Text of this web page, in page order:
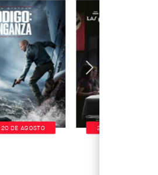
20 DE AGOSTO 20 DE AGOSTO